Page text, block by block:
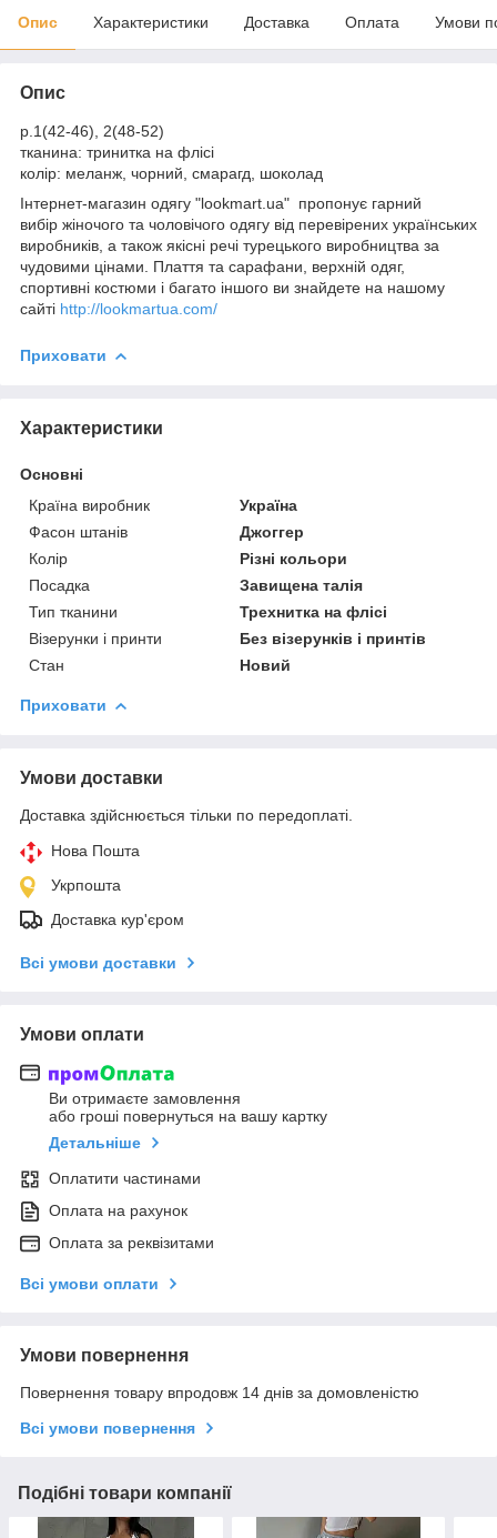
Опис Характеристики Доставка Оплата Умови
Опис
р.1(42-46), 2(48-52)
тканина: тринитка на флісі
колір: меланж, чорний, смарагд, шоколад
Інтернет-магазин одягу "lookmart.ua" пропонує гарний
вибір жіночого та чоловічого одягу від перевірених українських
виробників, а також якісні речі турецького виробництва за
чудовими цінами. Плаття та сарафани, верхній одяг,
спортивні костюми і багато іншого ви знайдете на нашому
сайті http://lookmartua.com/
Приховати
Характеристики
Основні
Країна виробник
Україна
Фасон штанів
Джоггер
Колір
Різні кольори
Посадка
Завищена талія
Тип тканини
Трехнитка на флісі
Візерунки і принти
Без візерунків і принтів
Стан
Новий
Приховати
Умови доставки
Доставка здійснюється тільки по передоплаті.
Нова Пошта
Укрпошта
Доставка кур'єром
Всі умови доставки
Умови оплати
Ви отримаєте замовлення
або гроші повернуться на вашу картку
Детальніше
Оплатити частинами
Оплата на рахунок
Оплата за реквізитами
Всі умови оплати
Умови повернення
Повернення товару впродовж 14 днів за домовленістю
Всі умови повернення
Подібні товари компанії